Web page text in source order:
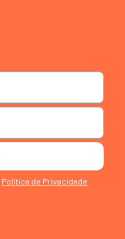
Política de Privacidade